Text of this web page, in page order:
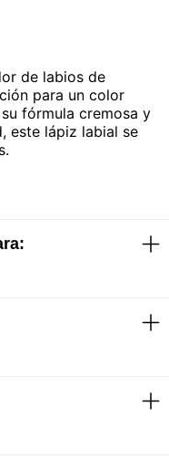
de labios de
para un color
fórmula cremosa y
este lápiz labial se
del labio superior y